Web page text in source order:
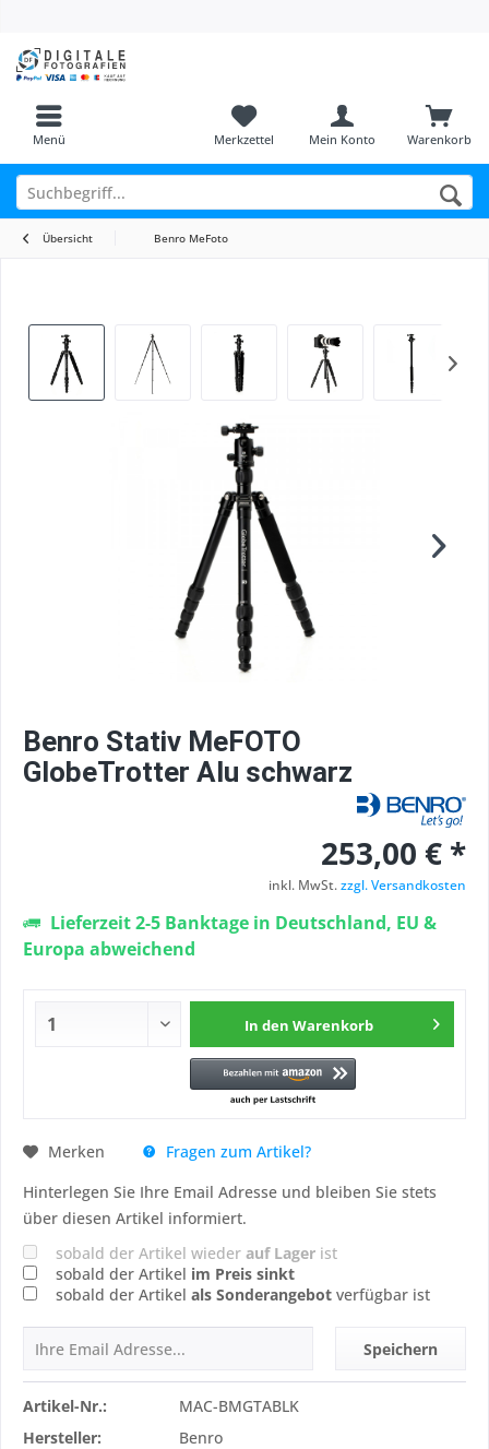
Menü Warenkorb
Merkzettel Mein Konto
Übersicht Benro MeFoto
Benro Stativ MeFOTO
GlobeTrotter Alu schwarz
253,00 € *
inkl. MwSt.zzgl. Versandkosten
Lieferzeit 2-5 Banktage in Deutschland, EU &
Europa abweichend
In den Warenkorb
Merken
Fragen zum Artikel?
Hinterlegen Sie Ihre Email Adresse und bleiben Sie stets
über diesen Artikel informiert.
sobald der Artikel wieder auf Lager ist
sobald der Artikel im Preis sinkt
sobald der Artikel als Sonderangebot verfügbar ist
Speichern
Artikel-Nr.:
MAC-BMGTABLK
Hersteller:
Benro